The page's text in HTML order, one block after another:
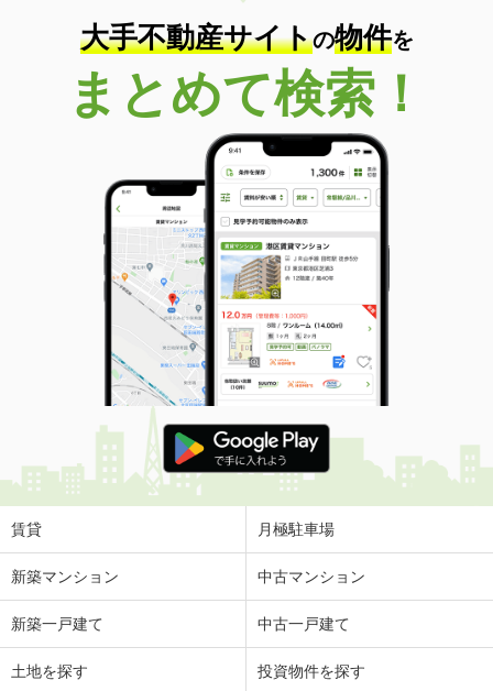
大手不動産サイトの物件を
まとめて検索！
賃貸 月極駐車場
新築マンション 中古マンション
新築一戸建て 中古一戸建て
土地を探す 投資物件を探す